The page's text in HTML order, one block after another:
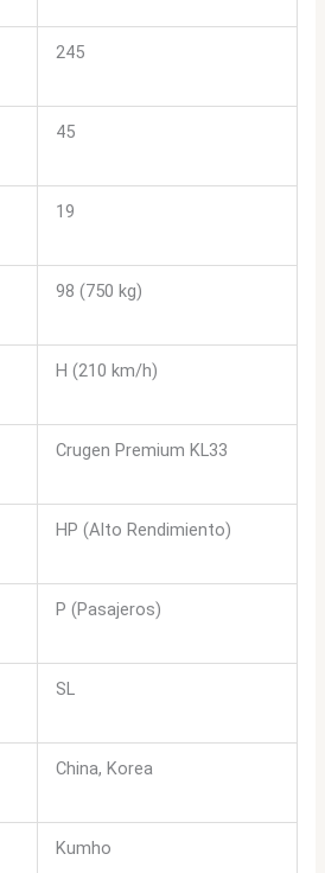
245
45
19
98 (750 kg)
H (210 km/h)
Crugen Premium KL33
HP (Alto Rendimiento)
P (Pasajeros)
SL
China, Korea
Kumho